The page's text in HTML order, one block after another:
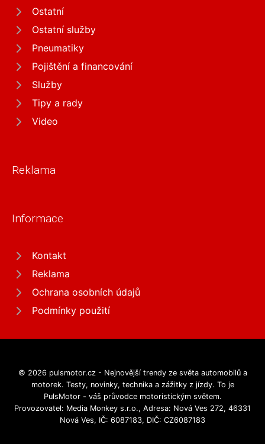
Ostatní
Ostatní služby
Pneumatiky
Pojištění a financování
Služby
Tipy a rady
Video
Reklama
Informace
Kontakt
Reklama
Ochrana osobních údajů
Podmínky použití
© 2026 pulsmotor.cz - Nejnovější trendy ze světa automobilů a
motorek. Testy, novinky, technika a zážitky z jízdy. To je
PulsMotor - váš průvodce motoristickým světem.
Provozovatel: Media Monkey s.r.o., Adresa: Nová Ves 272, 46331
Nová Ves, IČ: 6087183, DIČ: CZ6087183